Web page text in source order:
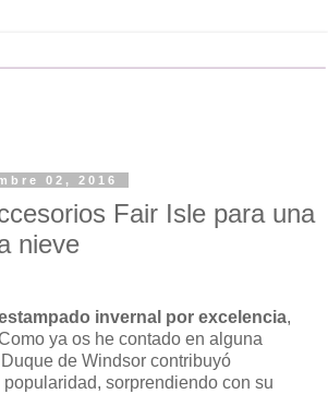
02, 2016
Fair Isle para una
nieve
invernal por excelencia,
ya os he contado en alguna
de Windsor contribuyó
sorprendiendo con su